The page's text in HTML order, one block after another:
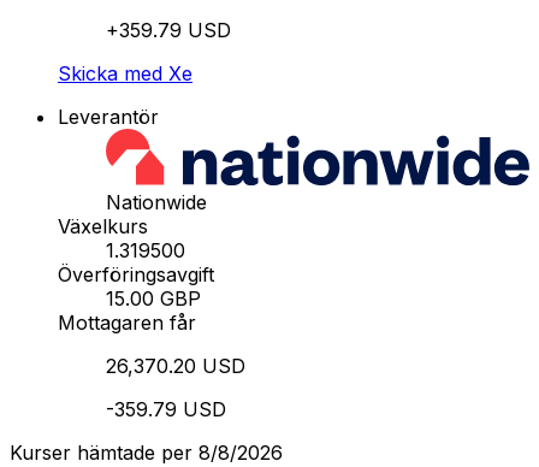
+359.79 USD
Skicka med Xe
Leverantör
Nationwide
Växelkurs
1.319500
Överföringsavgift
15.00 GBP
Mottagaren får
26,370.20 USD
-359.79 USD
Kurser hämtade per 8/8/2026